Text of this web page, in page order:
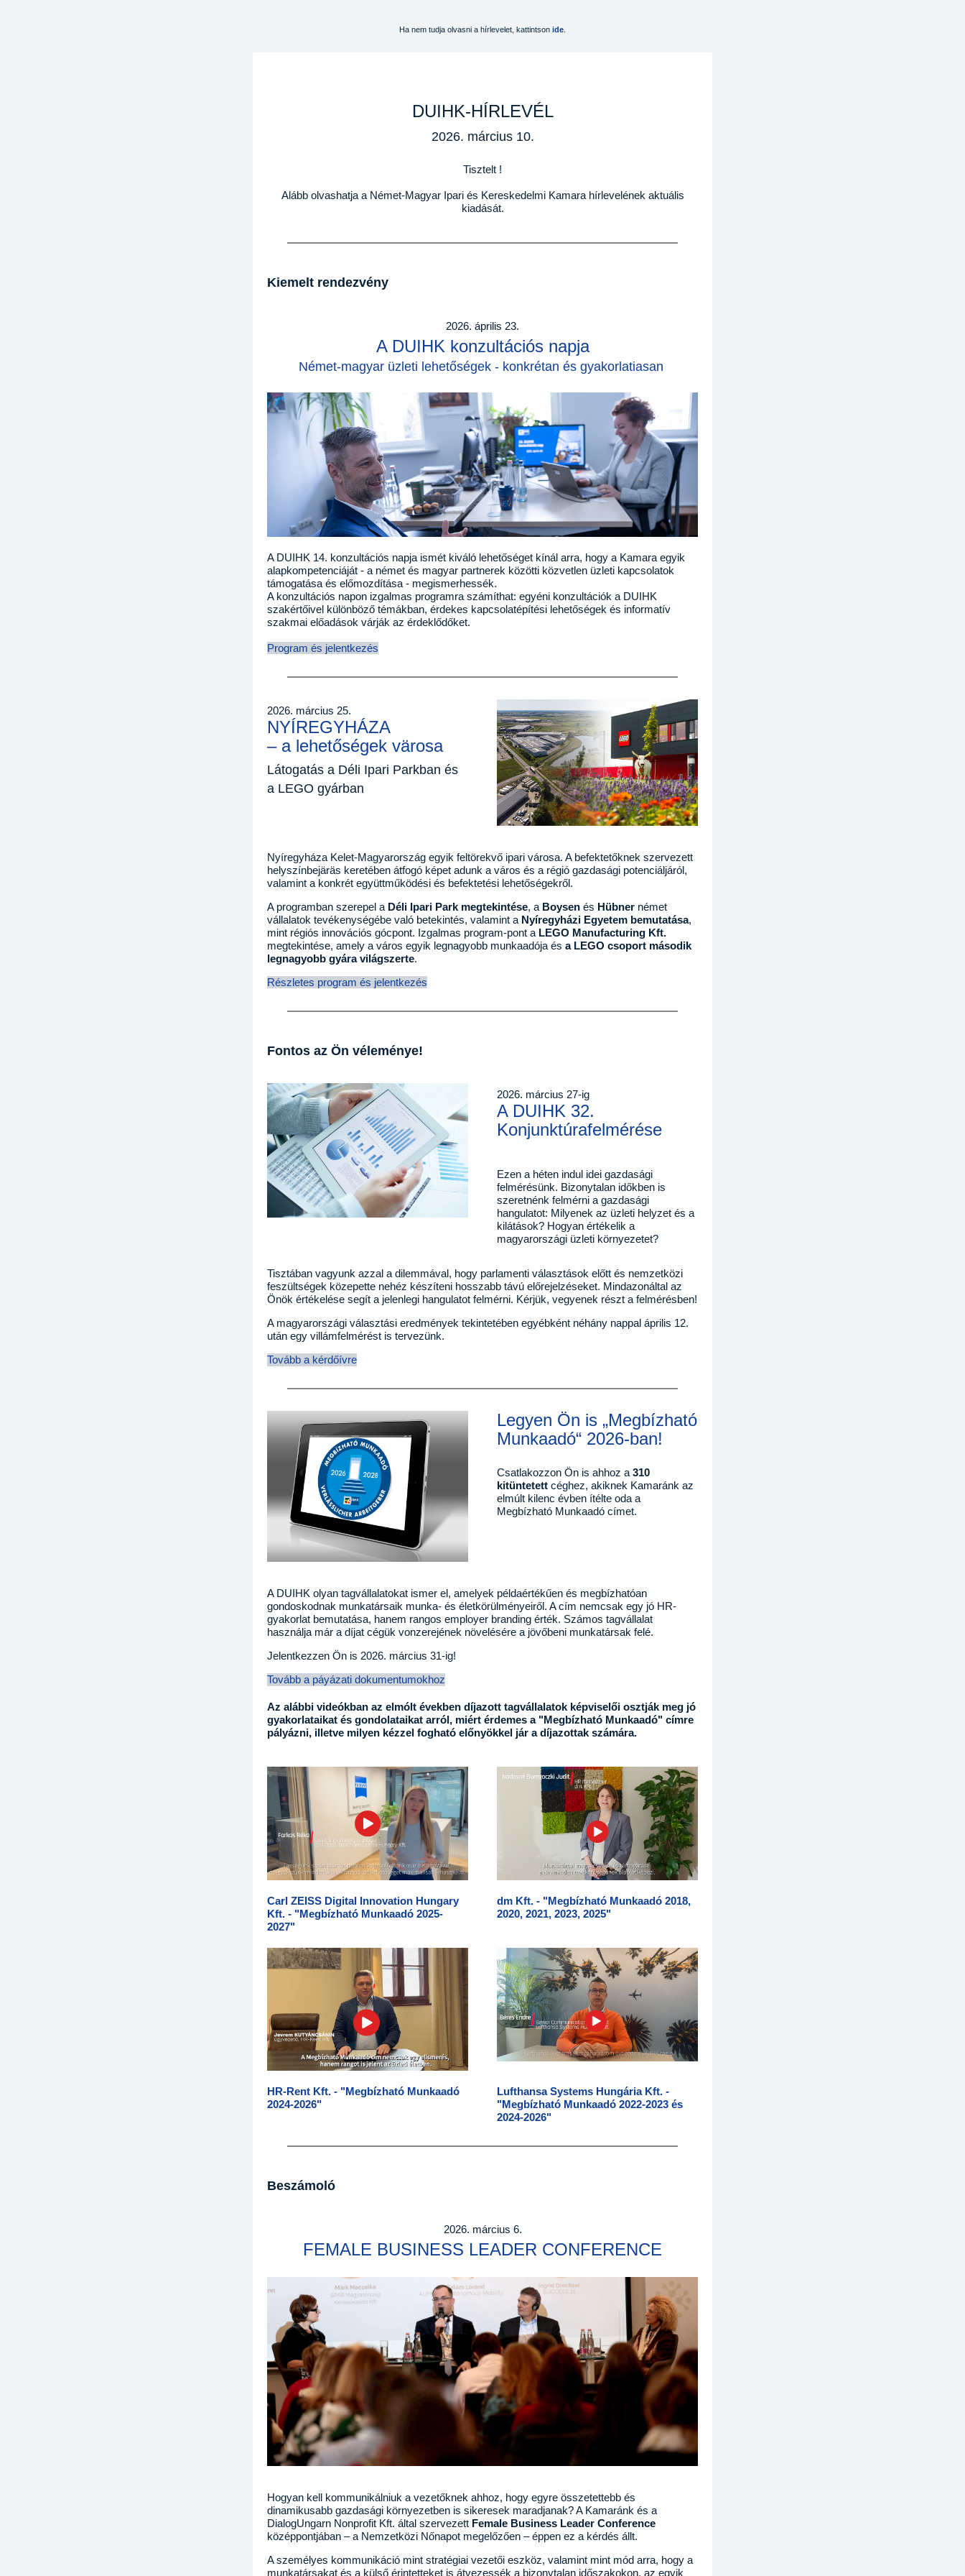
Ha nem tudja olvasni a hírlevelet, kattintson ide
DUIHK-HÍRLEVÉL
2026. március 10.
Tisztelt !
Alább olvashatja a Német-Magyar Ipari és Kereskedelmi Kamara hírlevelének aktuális
kiadását.
Kiemelt rendezvény
2026. április 23.
A DUIHK konzultációs napja
Német-magyar üzleti lehetőségek - konkrétan és gyakorlatiasan
A DUIHK 14. konzultációs napja ismét kiváló lehetőséget kínál arra, hogy a Kamara egyik
alapkompetenciáját - a német és magyar partnerek közötti közvetlen üzleti kapcsolatok
támogatása és előmozdítása - megismerhessék.
A konzultációs napon izgalmas programra számíthat: egyéni konzultációk a DUIHK
szakértőivel különböző témákban, érdekes kapcsolatépítési lehetőségek és informatív
szakmai előadások várják az érdeklődőket.
Program és jelentkezés
2026. március 25.
NYÍREGYHÁZA
– a lehetőségek värosa
Látogatás a Déli Ipari Parkban és
a LEGO gyárban
Nyíregyháza Kelet-Magyarország egyik feltörekvő ipari városa. A befektetőknek szervezett
helyszínbejäräs keretében átfogó képet adunk a város és a régió gazdasági potenciáljáról,
valamint a konkrét együttműködési és befektetési lehetőségekről.
A programban szerepel a Déli Ipari Park megtekintése, a Boysen és Hübner német
vállalatok tevékenységébe való betekintés, valamint a Nyíregyházi Egyetem bemutatása,
mint régiós innovációs gócpont. Izgalmas program-pont a LEGO Manufacturing Kft.
megtekintése, amely a város egyik legnagyobb munkaadója és a LEGO csoport második
legnagyobb gyára világszerte.
Részletes program és jelentkezés
Fontos az Ön véleménye!
2026. március 27-ig
A DUIHK 32.
Konjunktúrafelmérése
Ezen a héten indul idei gazdasági
felmérésünk. Bizonytalan időkben is
szeretnénk felmérni a gazdasági
hangulatot: Milyenek az üzleti helyzet és a
kilátások? Hogyan értékelik a
magyarországi üzleti környezetet?
Tisztában vagyunk azzal a dilemmával, hogy parlamenti választások előtt és nemzetközi
feszültségek közepette nehéz készíteni hosszabb távú előrejelzéseket. Mindazonáltal az
Önök értékelése segít a jelenlegi hangulatot felmérni. Kérjük, vegyenek részt a felmérésben!
A magyarországi választási eredmények tekintetében egyébként néhány nappal április 12.
után egy villámfelmérést is tervezünk.
Tovább a kérdőívre
Legyen Ön is „Megbízható
Munkaadó“ 2026-ban!
Csatlakozzon Ön is ahhoz a 310
kitüntetett céghez, akiknek Kamaránk az
elmúlt kilenc évben ítélte oda a
Megbízható Munkaadó címet.
A DUIHK olyan tagvállalatokat ismer el, amelyek példaértékűen és megbízhatóan
gondoskodnak munkatársaik munka- és életkörülményeiről. A cím nemcsak egy jó HR-
gyakorlat bemutatása, hanem rangos employer branding érték. Számos tagvállalat
használja már a díjat cégük vonzerejének növelésére a jövőbeni munkatársak felé.
Jelentkezzen Ön is 2026. március 31-ig!
Tovább a páyázati dokumentumokhoz
Az alábbi videókban az elmólt években díjazott tagvállalatok képviselői osztják meg jó
gyakorlataikat és gondolataikat arról, miért érdemes a "Megbízható Munkaadó" címre
pályázni, illetve milyen kézzel fogható előnyökkel jár a díjazottak számára.
Carl ZEISS Digital Innovation Hungary
Kft. - "Megbízható Munkaadó 2025-
2027"
dm Kft. - "Megbízható Munkaadó 2018,
2020, 2021, 2023, 2025"
HR-Rent Kft. - "Megbízható Munkaadó
2024-2026"
Lufthansa Systems Hungária Kft. -
"Megbízható Munkaadó 2022-2023 és
2024-2026"
Beszámoló
2026. március 6.
FEMALE BUSINESS LEADER CONFERENCE
Hogyan kell kommunikálniuk a vezetőknek ahhoz, hogy egyre összetettebb és
dinamikusabb gazdasági környezetben is sikeresek maradjanak? A Kamaránk és a
DialogUngarn Nonprofit Kft. által szervezett Female Business Leader Conference
középpontjában – a Nemzetközi Nőnapot megelőzően – éppen ez a kérdés állt.
A személyes kommunikáció mint stratégiai vezetői eszköz, valamint mint mód arra, hogy a
munkatársakat és a külső érintetteket is átvezessék a bizonytalan időszakokon, az egyik